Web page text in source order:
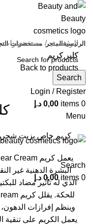
الرئيسيةالمتجر مستحضرات
Search
Login / Register
0
items
0,00 د.إ
Menu
Search
0
items
0,00 د.إ
الرئيسية مستحضرات
كلير كريم
Back to products
Click to enlarge
كريم خاص بزيت شجرة
البشرة الدهنية غير
الذي له تأثير مضاد
وينظم إفرازات
يعمل الكريم على